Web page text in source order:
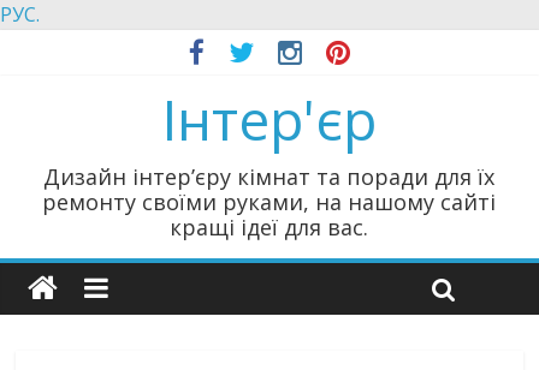
РУС.
Інтер'єр
Дизайн інтер’єру кімнат та поради для їх
ремонту своїми руками, на нашому сайті
кращі ідеї для вас.